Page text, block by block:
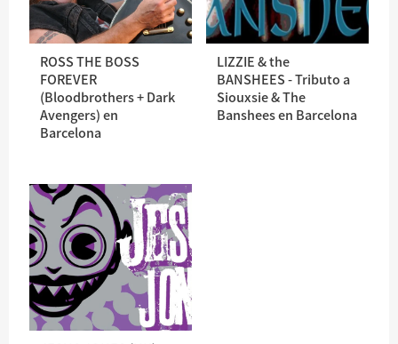
ROSS THE BOSS
FOREVER
(Bloodbrothers + Dark
Avengers) en
Barcelona
LIZZIE & the
BANSHEES - Tributo a
Siouxsie & The
Banshees en Barcelona